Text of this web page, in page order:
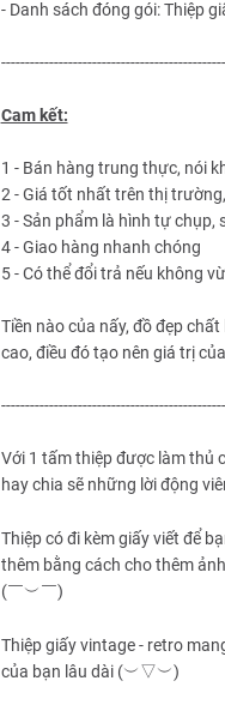
- Danh sách đóng gói: Thiệp
Cam kết:
1 - Bán hàng trung thực, nói
2 - Giá tốt nhất trên thị
3 - Sản phẩm là hình tự chụp,
4 - Giao hàng nhanh chóng
5 - Có thể đổi trả nếu không
Tiền nào của nấy, đồ đẹp
cao, điều đó tạo nên giá trị
Với 1 tấm thiệp được làm thủ
hay chia sẽ những lời động
Thiệp có đi kèm giấy viết để
thêm bằng cách cho thêm
(￣︶￣)
Thiệp giấyvintage - retro
của bạn lâu dài (︶▽︶)